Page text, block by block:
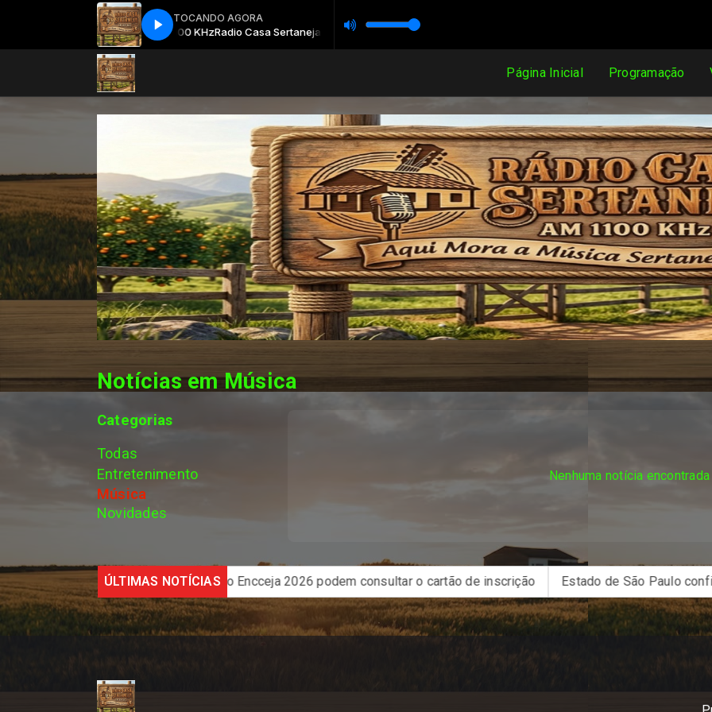
TOCANDO AGORA
Radio Casa Sertaneja AM 1100 KHzRadio Casa Sertaneja AM 1100 KHz
Página Inicial Programação
Notícias em Música
Categorias
Todas
Entretenimento
Música
Novidades
Nenhuma notícia encontrada
ÚLTIMAS NOTÍCIAS
Discord Candidatos do Encceja 2026 podem consultar o cartão de inscrição Estado de São Paulo confirma 23